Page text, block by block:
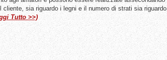
cliente, sia riguardo i legni e il numero di strati sia riguardo
Tutto >>)